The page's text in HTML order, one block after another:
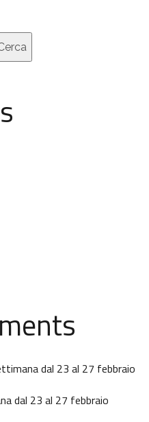
dal 23 al 27 febbraio
dal 23 al 27 febbraio